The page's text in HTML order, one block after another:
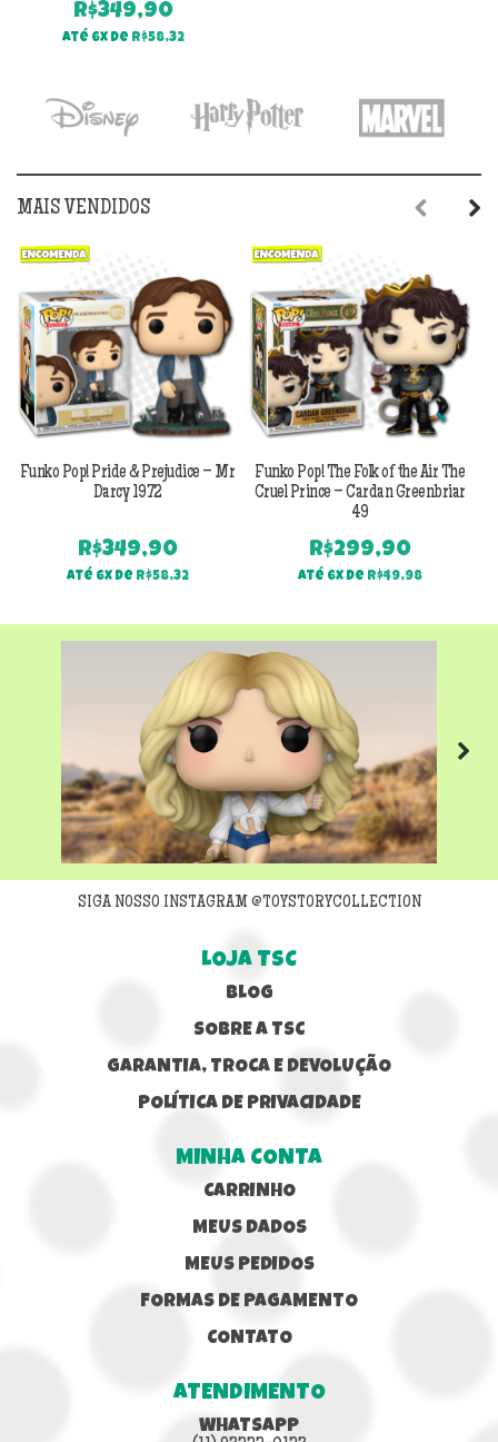
R$349,90
Até 6x de R$58,32
MAIS VENDIDOS
Funko Pop! Pride & Prejudice – Mr
Darcy 1972
R$349,90
Até 6x de R$58,32
Funko Pop! The Folk of the Air The
Cruel Prince – Cardan Greenbriar
49
R$299,90
Até 6x de R$49,98
Next
SIGA NOSSO INSTAGRAM @TOYSTORYCOLLECTION
LOJA TSC
BLOG
SOBRE A TSC
GARANTIA, TROCA E DEVOLUÇÃO
POLÍTICA DE PRIVACIDADE
MINHA CONTA
CARRINHO
MEUS DADOS
MEUS PEDIDOS
FORMAS DE PAGAMENTO
CONTATO
ATENDIMENTO
WHATSAPP